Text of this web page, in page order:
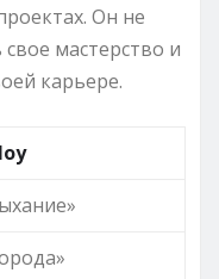
Он не
мастерство и
карьере.